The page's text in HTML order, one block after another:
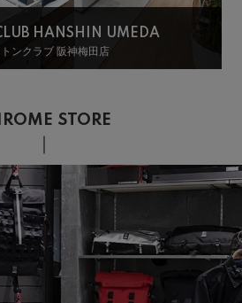
HANSHIN UMEDA
ンクラブ 阪神梅田店
STORE